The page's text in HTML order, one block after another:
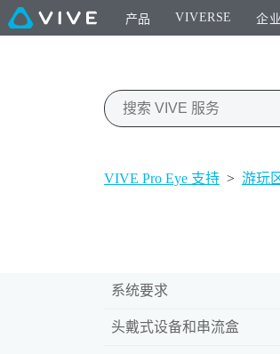
产品 VIVERSE 企
VIVE Pro Eye 支持 > 游玩
系统要求
头戴式设备和串流盒